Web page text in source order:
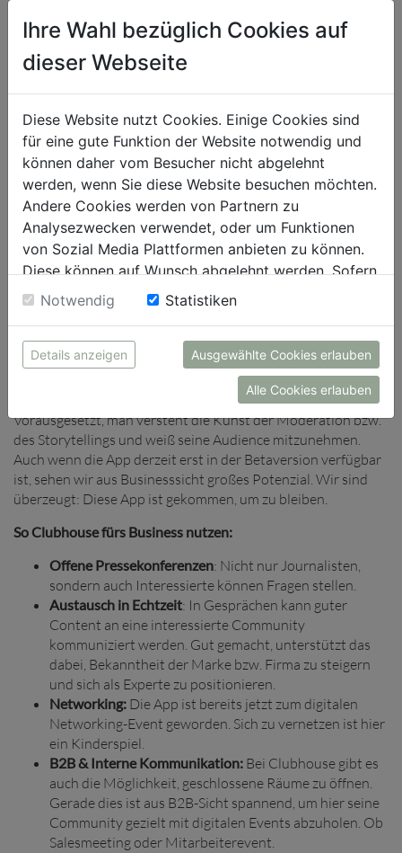
um Abmahnungen und Ahndungen bei rassistischem oder
diskriminierendem Verhalten umgehend umzusetzen. Auch
hier wünschen wir uns möglichst rasch eine
Weiterentwicklung.
Und last but noch least kann die angesagt Audio-App aktuell
nur von iPhone-Besitzern genutzt werden. Hier kündigten
die beiden Gründer jedoch bereits an, mit der Arbeit bald zu
beginnen, so dass Clubhouse künftig auch auf Smartphones
mit dem Google-Betriebssystem Android laufen kann. Damit
wächst die potenzielle Community der Audio-Anwendung
enorm.
Das Spannende aus Kommunikationssicht
Aus PR-Sicht ist die neue Social Media App überraschend
interessant für das Business. Die Möglichkeit, direkt und
aktiv mit der Community zu interagieren, gibt dem Wort
Dialoggruppen eine neue Bedeutung. In Echtzeit lassen sich
hier Fachgespräche realisieren, bei denen neben
Experteninputs auch die Unterhaltung nicht zu kurz kommt.
Vorausgesetzt, man versteht die Kunst der Moderation bzw.
des Storytellings und weiß seine Audience mitzunehmen.
Auch wenn die App derzeit erst in der Betaversion verfügbar
ist, sehen wir aus Businesssicht großes Potenzial. Wir sind
überzeugt: Diese App ist gekommen, um zu bleiben.
So Clubhouse fürs Business nutzen:
Offene Pressekonferenzen: Nicht nur Journalisten,
sondern auch Interessierte können Fragen stellen.
Austausch in Echtzeit: In Gesprächen kann guter
Content an eine interessierte Community
kommuniziert werden. Gut gemacht, unterstützt das
dabei, Bekanntheit der Marke bzw. Firma zu steigern
und sich als Experte zu positionieren.
Networking: Die App ist bereits jetzt zum digitalen
Networking-Event geworden. Sich zu vernetzen ist hier
ein Kinderspiel.
B2B & Interne Kommunikation: Bei Clubhouse gibt es
auch die Möglichkeit, geschlossene Räume zu öffnen.
Gerade dies ist aus B2B-Sicht spannend, um hier seine
Community gezielt mit digitalen Events abzuholen. Ob
Salesmeeting oder Mitarbeiterevent.
Ihre Wahl bezüglich Cookies auf
dieser Webseite
Diese Website nutzt Cookies. Einige Cookies sind
für eine gute Funktion der Website notwendig und
können daher vom Besucher nicht abgelehnt
werden, wenn Sie diese Website besuchen möchten.
Andere Cookies werden von Partnern zu
Analysezwecken verwendet, oder um Funktionen
von Sozial Media Plattformen anbieten zu können.
Diese können auf Wunsch abgelehnt werden. Sofern
sie unsere Webseite weiter nutzen, geben Sie
Einwilligung zu unseren Cookies.
Notwendig Statistiken
Details anzeigen Ausgewählte Cookies erlauben
Alle Cookies erlauben